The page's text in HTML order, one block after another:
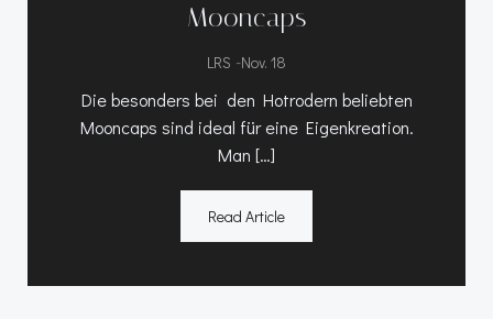
Mooncaps
LRS -Nov. 18
Die besonders bei den Hotrodern beliebten
Mooncaps sind ideal für eine Eigenkreation.
Man […]
Read Article